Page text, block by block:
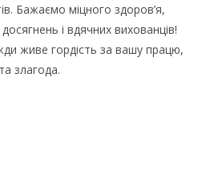
Бажаємо міцного здоров’я,
і вдячних вихованців!
живе гордість за вашу працю,
злагода.